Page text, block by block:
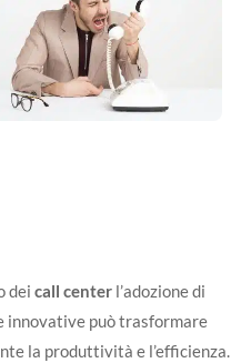
dei call centerl’adozione di
innovative può trasformare
la produttività e l’efficienza.